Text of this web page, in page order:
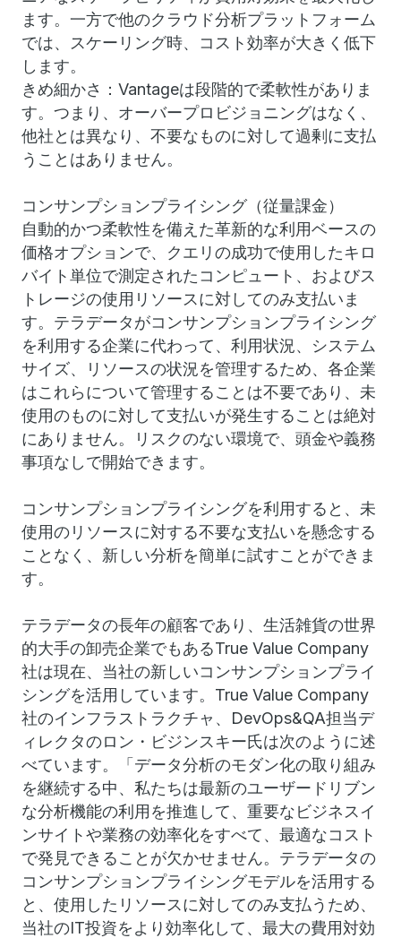
ます。一方で他のクラウド分析プラットフォーム
では、スケーリング時、コスト効率が大きく低下
します。
きめ細かさ：Vantageは段階的で柔軟性がありま
す。つまり、オーバープロビジョニングはなく、
他社とは異なり、不要なものに対して過剰に支払
うことはありません。
コンサンプションプライシング（従量課金）
自動的かつ柔軟性を備えた革新的な利用ベースの
価格オプションで、クエリの成功で使用したキロ
バイト単位で測定されたコンピュート、およびス
トレージの使用リソースに対してのみ支払いま
す。テラデータがコンサンプションプライシング
を利用する企業に代わって、利用状況、システム
サイズ、リソースの状況を管理するため、各企業
はこれらについて管理することは不要であり、未
使用のものに対して支払いが発生することは絶対
にありません。リスクのない環境で、頭金や義務
事項なしで開始できます。
コンサンプションプライシングを利用すると、未
使用のリソースに対する不要な支払いを懸念する
ことなく、新しい分析を簡単に試すことができま
す。
テラデータの長年の顧客であり、生活雑貨の世界
的大手の卸売企業でもあるTrue Value Company
社は現在、当社の新しいコンサンプションプライ
シングを活用しています。True Value Company
社のインフラストラクチャ、DevOps&QA担当デ
ィレクタのロン・ビジンスキー氏は次のように述
べています。「データ分析のモダン化の取り組み
を継続する中、私たちは最新のユーザードリブン
な分析機能の利用を推進して、重要なビジネスイ
ンサイトや業務の効率化をすべて、最適なコスト
で発見できることが欠かせません。テラデータの
コンサンプションプライシングモデルを活用する
と、使用したリソースに対してのみ支払うため、
当社のIT投資をより効率化して、最大の費用対効